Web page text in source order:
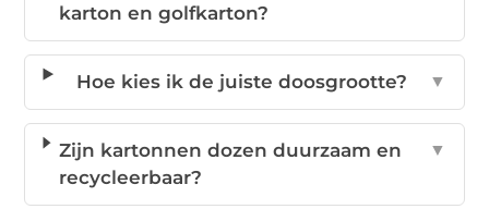
karton en golfkarton?
Hoe kies ik de juiste doosgrootte? ▼
Zijn kartonnen dozen duurzaam en
recycleerbaar?
▼